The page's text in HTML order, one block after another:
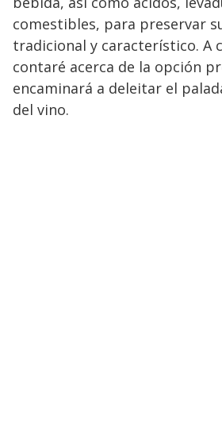
comestibles, para preservar
tradicional y característico. A
contaré acerca de la opción
encaminará a deleitar el
del vino.